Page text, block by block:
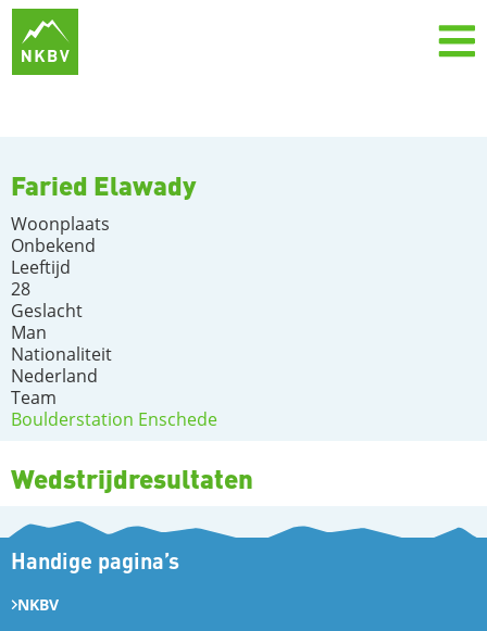
Faried Elawady
Woonplaats
Onbekend
Leeftijd
28
Geslacht
Man
Nationaliteit
Nederland
Team
Boulderstation Enschede
Wedstrijdresultaten
Handige pagina’s
NKBV